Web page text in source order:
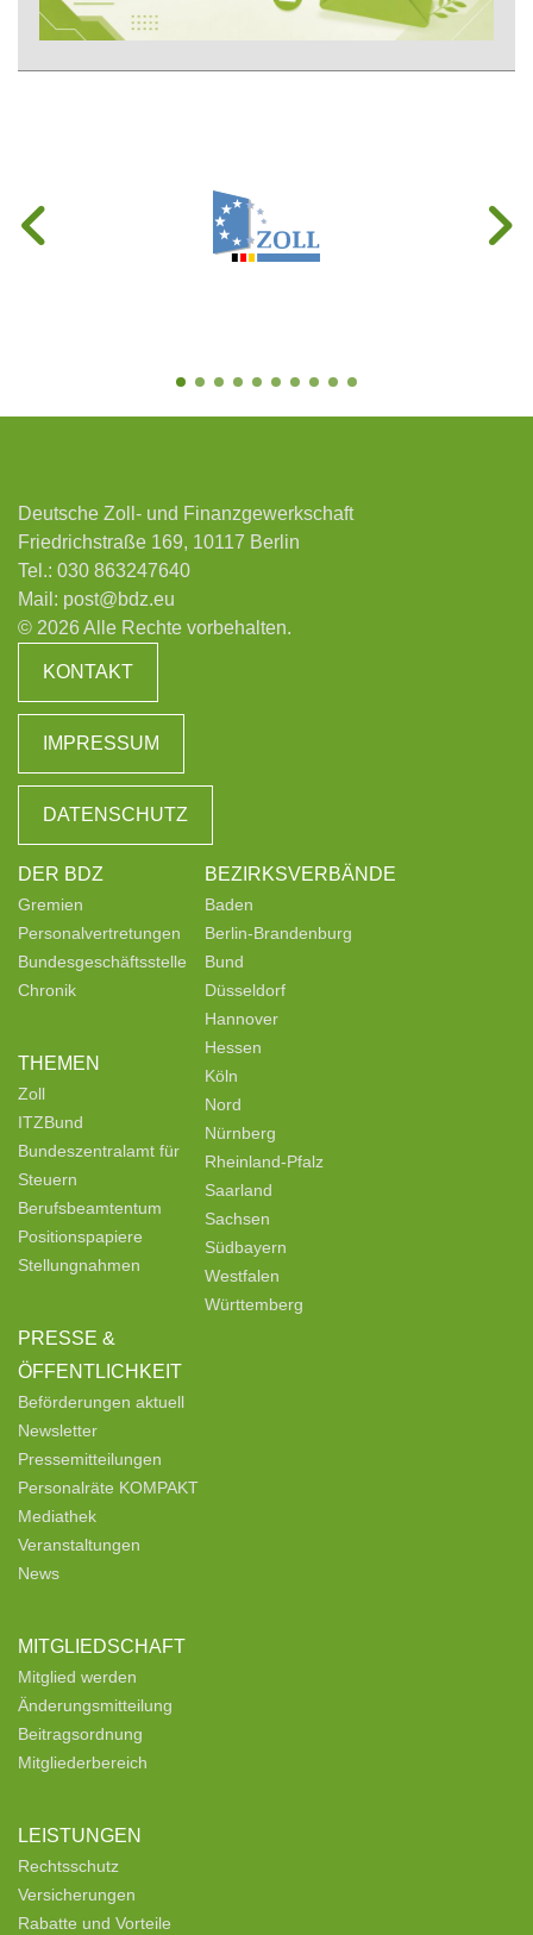
Deutsche Zoll- und Finanzgewerkschaft
Friedrichstraße 169, 10117 Berlin
Tel.: 030 863247640
Mail: post@bdz.eu
© 2026 Alle Rechte vorbehalten.
KONTAKT
IMPRESSUM
DATENSCHUTZ
DER BDZ
Gremien
Personalvertretungen
Bundesgeschäftsstelle
Chronik
THEMEN
Zoll
ITZBund
Bundeszentralamt für
Steuern
Berufsbeamtentum
Positionspapiere
Stellungnahmen
PRESSE &
ÖFFENTLICHKEIT
Beförderungen aktuell
Newsletter
Pressemitteilungen
Personalräte KOMPAKT
Mediathek
Veranstaltungen
News
MITGLIEDSCHAFT
Mitglied werden
Änderungsmitteilung
Beitragsordnung
Mitgliederbereich
LEISTUNGEN
Rechtsschutz
Versicherungen
Rabatte und Vorteile
BEZIRKSVERBÄNDE
Baden
Berlin-Brandenburg
Bund
Düsseldorf
Hannover
Hessen
Köln
Nord
Nürnberg
Rheinland-Pfalz
Saarland
Sachsen
Südbayern
Westfalen
Württemberg